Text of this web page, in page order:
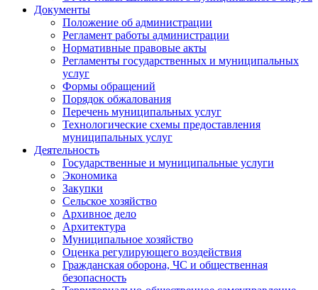
Документы
Положение об администрации
Регламент работы администрации
Нормативные правовые акты
Регламенты государственных и муниципальных
услуг
Формы обращений
Порядок обжалования
Перечень муниципальных услуг
Технологические схемы предоставления
муниципальных услуг
Деятельность
Государственные и муниципальные услуги
Экономика
Закупки
Сельское хозяйство
Архивное дело
Архитектура
Муниципальное хозяйство
Оценка регулирующего воздействия
Гражданская оборона, ЧС и общественная
безопасность